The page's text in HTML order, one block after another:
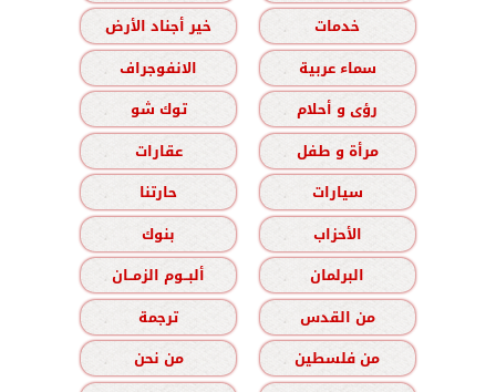
خدمات
خير أجناد الأرض
سماء عربية
الانفوجراف
رؤى و أحلام
توك شو
مرأة و طفل
عقارات
سيارات
حارتنا
الأحزاب
بنوك
البرلمان
ألبــوم الزمــان
من القدس
ترجمة
من فلسطين
من نحن